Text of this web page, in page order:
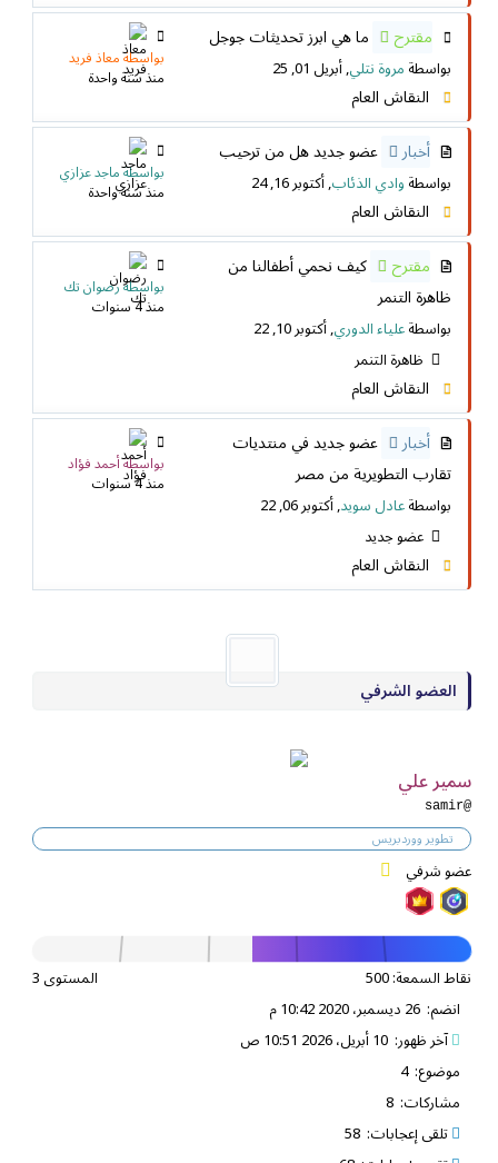
مقترح ما هي ابرز تحديثات جوجل
بواسطةمروة نتلي, أبريل 01, 25
النقاش العام
بواسطة معاذ فريد
منذ سنة واحدة
أخبار عضو جديد هل من ترحيب
بواسطةوادي الذئاب, أكتوبر 16, 24
النقاش العام
بواسطة ماجد عزازي
منذ سنة واحدة
مقترح
كيف نحمي أطفالنا من
ظاهرة التنمر
بواسطةعلياء الدوري, أكتوبر 10, 22
ظاهرة التنمر
النقاش العام
بواسطة رضوان تك
منذ 4 سنوات
أخبار
عضو جديد في منتديات
تقارب التطويرية من مصر
بواسطةعادل سويد, أكتوبر 06, 22
عضو جديد
النقاش العام
بواسطة أحمد فؤاد
منذ 4 سنوات
العضو الشرفي
سمير علي
@samir
تطوير ووردبريس
عضو شرفي
نقاط السمعة: 500
المستوى 3
انضم: 26 ديسمبر، 2020 10:42 م
آخر ظهور: 10 أبريل، 2026 10:51 ص
موضوع: 4
مشاركات: 8
تلقى إعجابات: 58